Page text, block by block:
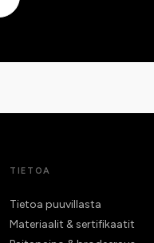
TIETOA
Tietoa puuvillasta
Materiaalit & sertifikaatit